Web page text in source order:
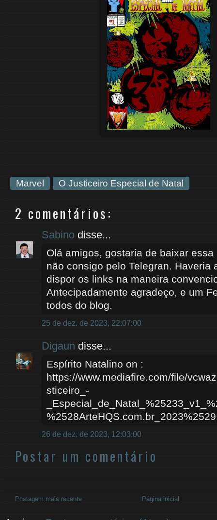
Marvel O Justiceiro Especial de Natal
2 comentários:
Sabino disse...
Olá amigos, gostaria de baixar
não consigo pelo Telegran. Haveria
dispor os links na maneira
Antecipadamente agradeço, e um
todos do blog.
25 de dez. de 2023, 22:07:00
Digaun disse...
Espírito Natalino on :
https://www.mediafire.com/file/
sticeiro_-
26 de dez. de 2023, 12:03:00
Postar um comentário
Postagem mais recente Página inicial